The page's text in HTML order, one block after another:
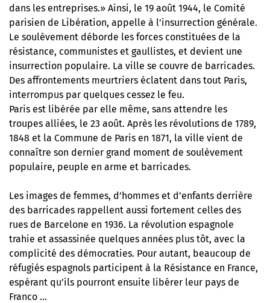
dans les entreprises.» Ainsi, le 19 août 1944, le Comité
parisien de Libération, appelle à l’insurrection générale.
Le soulèvement déborde les forces constituées de la
résistance, communistes et gaullistes, et devient une
insurrection populaire. La ville se couvre de barricades.
Des affrontements meurtriers éclatent dans tout Paris,
interrompus par quelques cessez le feu.
Paris est libérée par elle même, sans attendre les
troupes alliées, le 23 août. Après les révolutions de 1789,
1848 et la Commune de Paris en 1871, la ville vient de
connaître son dernier grand moment de soulèvement
populaire, peuple en arme et barricades.
Les images de femmes, d’hommes et d’enfants derrière
des barricades rappellent aussi fortement celles des
rues de Barcelone en 1936. La révolution espagnole
trahie et assassinée quelques années plus tôt, avec la
complicité des démocraties. Pour autant, beaucoup de
réfugiés espagnols participent à la Résistance en France,
espérant qu’ils pourront ensuite libérer leur pays de
Franco …